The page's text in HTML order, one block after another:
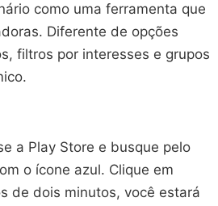
como uma ferramenta que
Diferente de opções
filtros por interesses e grupos
a Play Store e busque pelo
o ícone azul. Clique em
de dois minutos, você estará